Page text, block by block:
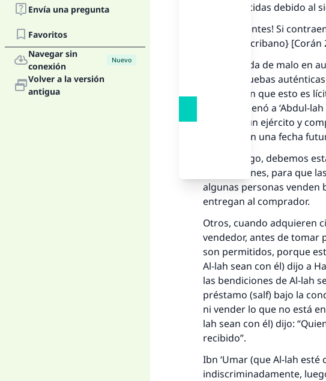
Envía una pregunta
Favoritos
Navegar sin
conexión
Nuevo
Volver a la versión
antigua
son permitidas debido al
{¡Oh, creyentes! Si
ante un escribano} [Corán
No hay nada de malo en
Existen pruebas
que indican que esto es
con él) ordenó a ‘Abdul-
preparar un ejército y
pagados en una fecha
Sin embargo, debemos
transacciones, para que
algunas personas venden
entregan al comprador.
Otros, cuando adquieren
vendedor, antes de tomar
son permitidos, porque
Al-lah sean con él) dijo a
las bendiciones de Al-lah
préstamo (salf) bajo la
ni vender lo que no está
lah sean con él) dijo:
recibido”.
Ibn ‘Umar (que Al-lah
indiscriminadamente,
La
Desde la Q
"Una
misma